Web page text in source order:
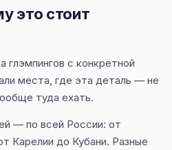
это стоит
с конкретной
места, где эта деталь — не
туда ехать.
— по всей России: от
Карелии до Кубани. Разные